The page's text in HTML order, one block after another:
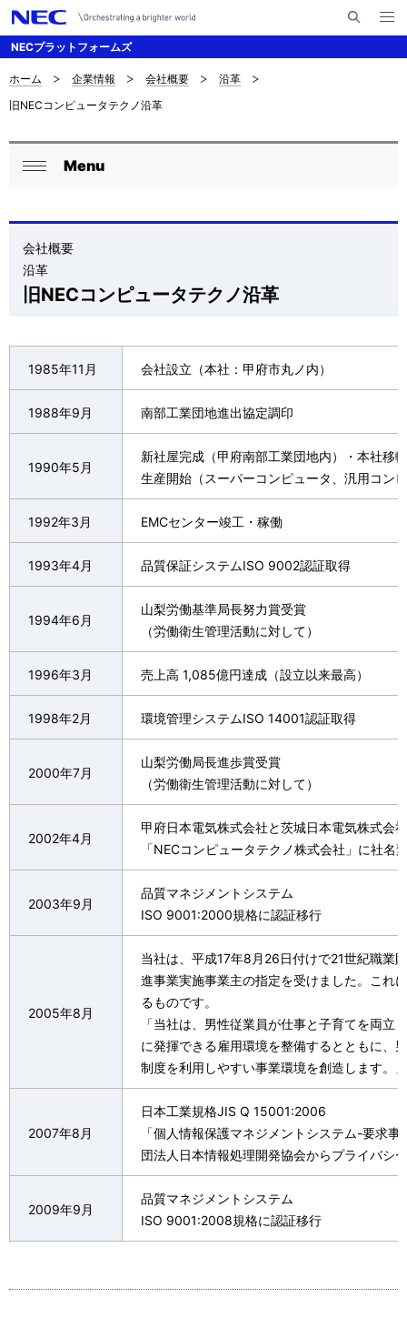
NECプラットフォームズ
メ
ニ
ナ
ビ
ゲ
ョ
サ
イ
ト
の
現
在
置
を
て
ま
す
。
ホーム 企業情報 会社概要
沿革
旧NECコンピュータテクノ沿革
ロ
カ
ル
ナ
ビ
Menu
旧NECコンピュータテクノ沿革
会社概要
沿革
1985年11月 会社設立（本社：甲府市丸ノ内）
1988年9月 南部工業団地進出協定調印
1990年5月
新社屋完成（甲府南部工業団地内）・本社移転
生産開始（スーパーコンピュータ、汎用コン
1992年3月 EMCセンター竣工・稼働
1993年4月 品質保証システムISO 9002認証取得
1994年6月
山梨労働基準局長努力賞受賞
（労働衛生管理活動に対して）
1996年3月 売上高 1,085億円達成（設立以来最高）
1998年2月 環境管理システムISO 14001認証取得
2000年7月
山梨労働局長進歩賞受賞
（労働衛生管理活動に対して）
2002年4月
甲府日本電気株式会社と茨城日本電気株式会
「NECコンピュータテクノ株式会社」に社名
2003年9月
品質マネジメントシステム
ISO 9001:2000規格に認証移行
2005年8月
当社は、平成17年8月26日付けで21世紀職業
進事業実施事業主の指定を受けました。これ
るものです。
「当社は、男性従業員が仕事と子育てを両立
に発揮できる雇用環境を整備するとともに、
制度を利用しやすい事業環境を創造します。」
2007年8月
日本工業規格JIS Q 15001:2006
「個人情報保護マネジメントシステム-要求
団法人日本情報処理開発協会からプライバシ
2009年9月
品質マネジメントシステム
ISO 9001:2008規格に認証移行